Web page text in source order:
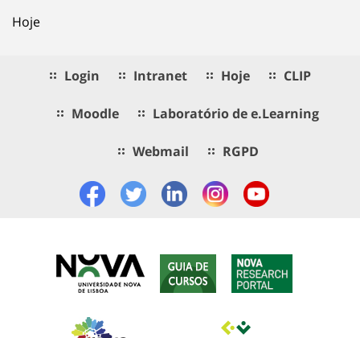
Hoje
Login Intranet Hoje CLIP
Moodle Laboratório de e.Learning
Webmail RGPD